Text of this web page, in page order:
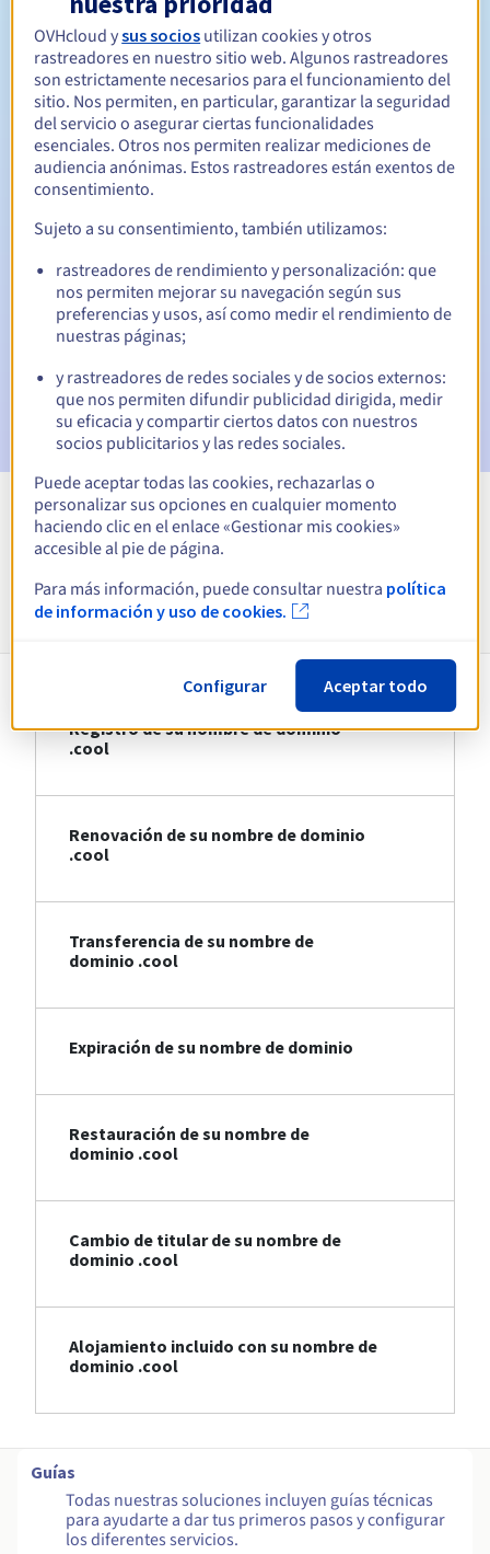
Período de renovación Entre 1 y 10 años
Período de redención
Notificaciones automáticas:
vencimiento
Email el día del vencimientopara notificar la suspensión
del nombre de dominio
Email tras el periodo de gracia de redenciónpara
notificar la eliminación del nombre de dominio
Ver todas las extensiones
Información sobre .cool
Registro de su nombre de dominio
.cool
Renovación de su nombre de dominio
.cool
Transferencia de su nombre de
dominio .cool
Expiración de su nombre de dominio
Restauración de su nombre de
dominio .cool
Cambio de titular de su nombre de
dominio .cool
Alojamiento incluido con su nombre de
dominio .cool
Guías
Todas nuestras soluciones incluyen guías técnicas
para ayudarte a dar tus primeros pasos y configurar
los diferentes servicios.
OVHcloud ysus socios utilizan cookies y otros
rastreadores en nuestro sitio web. Algunos rastreadores
son estrictamente necesarios para el funcionamiento del
sitio. Nos permiten, en particular, garantizar la seguridad
del servicio o asegurar ciertas funcionalidades
esenciales. Otros nos permiten realizar mediciones de
audiencia anónimas. Estos rastreadores están exentos de
consentimiento.
Sujeto a su consentimiento, también utilizamos:
rastreadores de rendimiento y personalización: que
nos permiten mejorar su navegación según sus
preferencias y usos, así como medir el rendimiento de
nuestras páginas;
y rastreadores de redes sociales y de socios externos:
que nos permiten difundir publicidad dirigida, medir
su eficacia y compartir ciertos datos con nuestros
socios publicitarios y las redes sociales.
Puede aceptar todas las cookies, rechazarlas o
personalizar sus opciones en cualquier momento
haciendo clic en el enlace «Gestionar mis cookies»
accesible al pie de página.
Para más información, puede consultar nuestra política
de información y uso de cookies.
Configurar Aceptar todo